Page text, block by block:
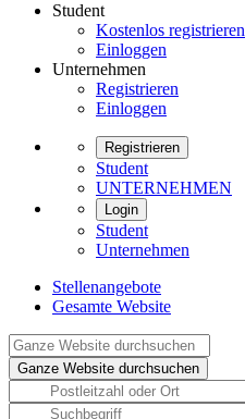
Student
Kostenlos registrieren
Einloggen
Unternehmen
Registrieren
Einloggen
Registrieren
Student
UNTERNEHMEN
Login
Student
Unternehmen
Stellenangebote
Gesamte Website